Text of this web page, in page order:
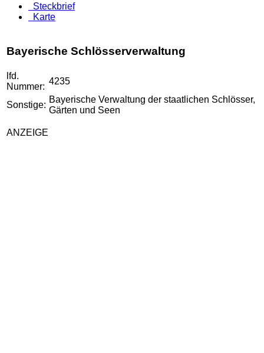
Steckbrief
Karte
Bayerische Schlösserverwaltung
lfd.
Nummer:
4235
Sonstige:
Bayerische Verwaltung der staatlichen Schlösser,
Gärten und Seen
ANZEIGE